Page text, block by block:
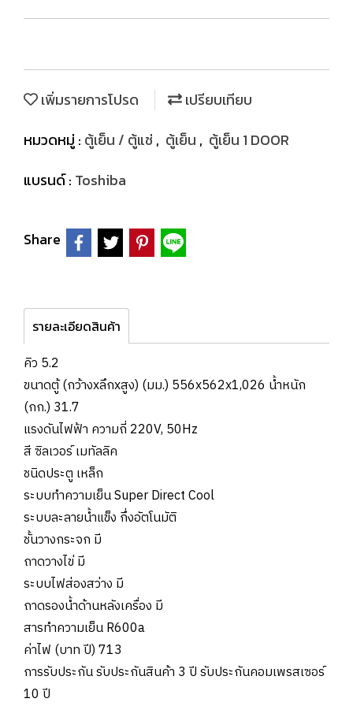
เพิ่มรายการโปรด
เปรียบเทียบ
หมวดหมู่ : ตู้เย็น / ตู้แช่ , ตู้เย็น , ตู้เย็น 1 DOOR
แบรนด์ : Toshiba
Share
รายละเอียดสินค้า
คิว 5.2
ขนาดตู้ (กว้างxลึกxสูง) (มม.) 556x562x1,026 น้ำหนัก
(กก.) 31.7
แรงดันไฟฟ้า ความถี่ 220V, 50Hz
สี ซิลเวอร์ เมทัลลิค
ชนิดประตู เหล็ก
ระบบทำความเย็น Super Direct Cool
ระบบละลายน้ำแข็ง กึ่งอัตโนมัติ
ชั้นวางกระจก มี
ถาดวางไข่ มี
ระบบไฟส่องสว่าง มี
ถาดรองน้ำด้านหลังเครื่อง มี
สารทำความเย็น R600a
ค่าไฟ (บาท ปี) 713
การรับประกัน รับประกันสินค้า 3 ปี รับประกันคอมเพรสเซอร์
10 ปี